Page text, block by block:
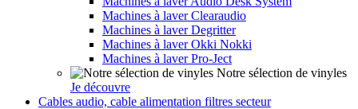
Machines à laver Clearaudio
Machines à laver Degritter
Machines à laver Okki Nokki
Machines à laver Pro-Ject
Notre sélection de vinyles
Je découvre
Cables audio, cable alimentation filtres secteur